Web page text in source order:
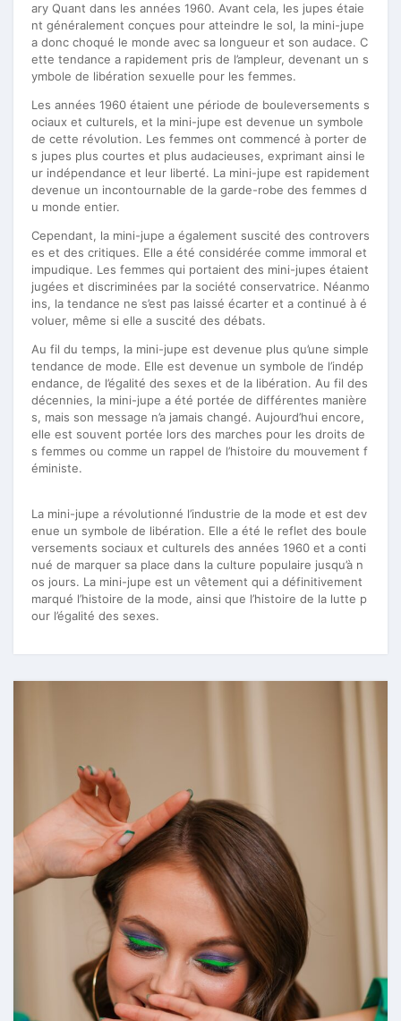
ary Quant dans les années 1960. Avant cela, les jupes étaie
nt généralement conçues pour atteindre le sol, la mini-jupe
a donc choqué le monde avec sa longueur et son audace. C
ette tendance a rapidement pris de l’ampleur, devenant un s
ymbole de libération sexuelle pour les femmes.
Les années 1960 étaient une période de bouleversements s
ociaux et culturels, et la mini-jupe est devenue un symbole
de cette révolution. Les femmes ont commencé à porter de
s jupes plus courtes et plus audacieuses, exprimant ainsi le
ur indépendance et leur liberté. La mini-jupe est rapidement
devenue un incontournable de la garde-robe des femmes d
u monde entier.
Cependant, la mini-jupe a également suscité des controvers
es et des critiques. Elle a été considérée comme immoral et
impudique. Les femmes qui portaient des mini-jupes étaient
jugées et discriminées par la société conservatrice. Néanmo
ins, la tendance ne s’est pas laissé écarter et a continué à é
voluer, même si elle a suscité des débats.
Au fil du temps, la mini-jupe est devenue plus qu’une simple
tendance de mode. Elle est devenue un symbole de l’indép
endance, de l’égalité des sexes et de la libération. Au fil des
décennies, la mini-jupe a été portée de différentes manière
s, mais son message n’a jamais changé. Aujourd’hui encore,
elle est souvent portée lors des marches pour les droits de
s femmes ou comme un rappel de l’histoire du mouvement f
éministe.
La mini-jupe a révolutionné l’industrie de la mode et est dev
enue un symbole de libération. Elle a été le reflet des boule
versements sociaux et culturels des années 1960 et a conti
nué de marquer sa place dans la culture populaire jusqu’à n
os jours. La mini-jupe est un vêtement qui a définitivement
marqué l’histoire de la mode, ainsi que l’histoire de la lutte p
our l’égalité des sexes.